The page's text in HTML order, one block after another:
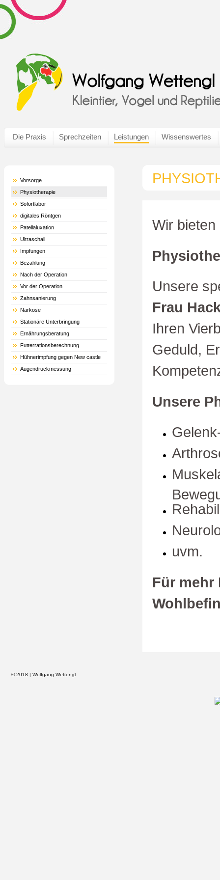
Die Praxis Sprechzeiten Leistungen Wissenswertes
Vorsorge
Physiotherapie
Sofortlabor
digitales Röntgen
Patellaluxation
Ultraschall
Impfungen
Bezahlung
Nach der Operation
Vor der Operation
Zahnsanierung
Narkose
Stationäre Unterbringung
Ernährungsberatung
Futterrationsberechnung
Hühnerimpfung gegen New castle
Augendruckmessung
Wir
Unsere
Frau
Ihren
Geduld,
Unsere
uvm.
Für mehr
© 2018 | Wolfgang Wettengl